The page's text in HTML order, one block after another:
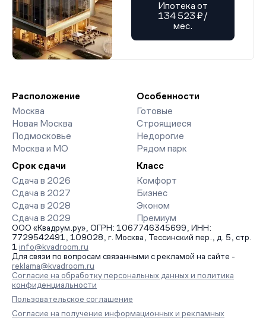
Ипотека от
134 523 ₽/
мес.
Расположение
Москва
Новая Москва
Подмосковье
Москва и МО
Особенности
Готовые
Строящиеся
Недорогие
Рядом парк
Срок сдачи
Сдача в 2026
Сдача в 2027
Сдача в 2028
Сдача в 2029
Класс
Комфорт
Бизнес
Эконом
Премиум
ООО «Квадрум.ру», ОГРН: 1067746345699, ИНН:
7729542491, 109028, г. Москва, Тессинский пер., д. 5, стр.
1 info@kvadroom.ru
Для связи по вопросам связанными с рекламой на сайте -
reklama@kvadroom.ru
Согласие на обработку персональных данных и политика
конфиденциальности
Пользовательское соглашение
Согласие на получение информационных и рекламных